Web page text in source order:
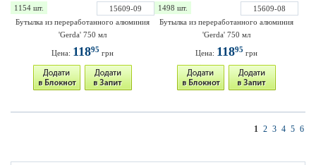
1154 шт.
15609-09
Бутылка из переработанного алюминия
'Gerda' 750 мл
Цена: 11895 грн
1498 шт.
15609-08
Бутылка из переработанного алюминия
'Gerda' 750 мл
Цена: 11895 грн
1 2 3 4 5 6